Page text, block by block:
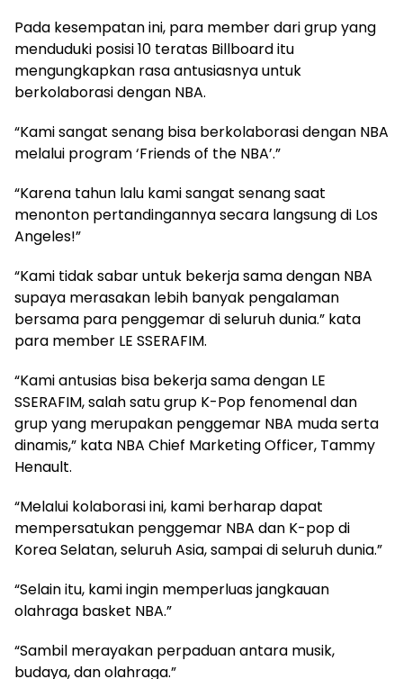
Pada kesempatan ini, para member dari grup yang
menduduki posisi 10 teratas Billboard itu
mengungkapkan rasa antusiasnya untuk
berkolaborasi dengan NBA.
“Kami sangat senang bisa berkolaborasi dengan NBA
melalui program ‘Friends of the NBA’.”
“Karena tahun lalu kami sangat senang saat
menonton pertandingannya secara langsung di Los
Angeles!”
“Kami tidak sabar untuk bekerja sama dengan NBA
supaya merasakan lebih banyak pengalaman
bersama para penggemar di seluruh dunia.” kata
para member LE SSERAFIM.
“Kami antusias bisa bekerja sama dengan LE
SSERAFIM, salah satu grup K-Pop fenomenal dan
grup yang merupakan penggemar NBA muda serta
dinamis,” kata NBA Chief Marketing Officer, Tammy
Henault.
“Melalui kolaborasi ini, kami berharap dapat
mempersatukan penggemar NBA dan K-pop di
Korea Selatan, seluruh Asia, sampai di seluruh dunia.”
“Selain itu, kami ingin memperluas jangkauan
olahraga basket NBA.”
“Sambil merayakan perpaduan antara musik,
budaya, dan olahraga.”